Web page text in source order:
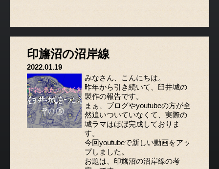
印旛沼の沼岸線
2022.01.19
みなさん、こんにちは。
昨年から引き続いて、臼井城の
製作の報告です。
まぁ、ブログやyoutubeの方が全
然追いついていなくて、実際の
城ラマはほぼ完成しておりま
す。
今回youtubeで新しい動画をアッ
プしました。
お題は、印旛沼の沼岸線の考